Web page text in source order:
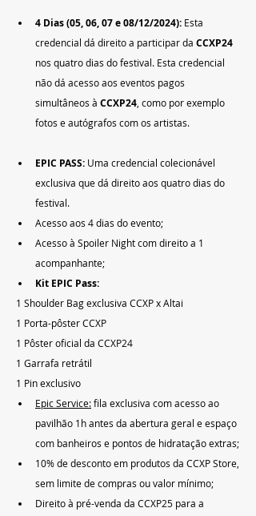
4 Dias (05, 06, 07 e 08/12/2024): Esta
credencial dá direito a participar da CCXP24
nos quatro dias do festival. Esta credencial
não dá acesso aos eventos pagos
simultâneos à CCXP24 , como por exemplo
fotos e autógrafos com os artistas.
EPIC PASS: Uma credencial colecionável
exclusiva que dá direito aos quatro dias do
festival.
Acesso aos 4 dias do evento;
Acesso à Spoiler Night com direito a 1
acompanhante;
Kit EPIC Pass:
1 Shoulder Bag exclusiva CCXP x Altai
1 Porta-pôster CCXP
1 Pôster oficial da CCXP24
1 Garrafa retrátil
1 Pin exclusivo
Epic Service: fila exclusiva com acesso ao
pavilhão 1h antes da abertura geral e espaço
com banheiros e pontos de hidratação extras;
10% de desconto em produtos da CCXP Store,
sem limite de compras ou valor mínimo;
Direito à pré-venda da CCXP25 para a